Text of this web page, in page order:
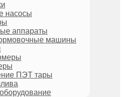
насосы
аппараты
машины
ПЭТ тары